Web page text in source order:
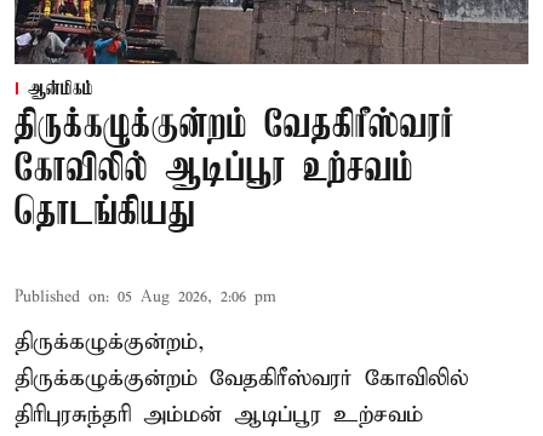
ஆன்மிகம்
திருக்கழுக்குன்றம் வேதகிரீஸ்வரர்
கோவிலில் ஆடிப்பூர உற்சவம்
தொடங்கியது
Published on: 05 Aug 2026, 2:06 pm
திருக்கழுக்குன்றம்,
திருக்கழுக்குன்றம் வேதகிரீஸ்வரர் கோவிலில்
திரிபுரசுந்தரி அம்மன் ஆடிப்பூர உற்சவம்